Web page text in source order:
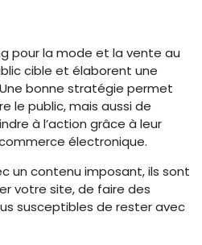
pour la mode et la vente au
cible et élaborent une
bonne stratégie permet
le public, mais aussi de
à l’action grâce à leur
électronique.
un contenu imposant, ils sont
votre site, de faire des
susceptibles de rester avec